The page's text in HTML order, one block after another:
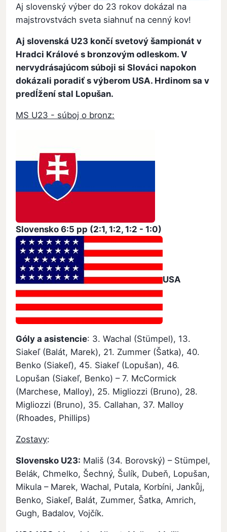
Aj slovenský výber do 23 rokov dokázal na
majstrovstvách sveta siahnuť na cenný kov!
Aj slovenská U23 končí svetový šampionát v
Hradci Králové s bronzovým odleskom. V
nervydrásajúcom súboji si Slováci napokon
dokázali poradiť s výberom USA. Hrdinom sa v
predĺžení stal Lopušan.
MS U23 - súboj o bronz:
Slovensko6:5 pp (2:1, 1:2, 1:2 - 1:0)
USA
Góly a asistencie: 3. Wachal (Stümpel), 13.
Siakeľ (Balát, Marek), 21. Zummer (Šatka), 40.
Benko (Siakeľ), 45. Siakeľ (Lopušan), 46.
Lopušan (Siakeľ, Benko) – 7. McCormick
(Marchese, Malloy), 25. Migliozzi (Bruno), 28.
Migliozzi (Bruno), 35. Callahan, 37. Malloy
(Rhoades, Phillips)
Zostavy:
Slovensko U23: Mališ (34. Borovský) – Stümpel,
Belák, Chmelko, Šechný, Šulík, Dubeň, Lopušan,
Mikula – Marek, Wachal, Putala, Korbíni, Jankůj,
Benko, Siakeľ, Balát, Zummer, Šatka, Amrich,
Gugh, Badalov, Vojčík.